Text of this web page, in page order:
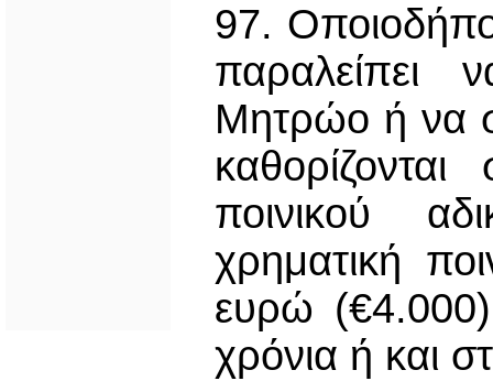
97.
παραλείπει
Μητρώο ή να
ποινικού
χρηματική
ευρώ
χρόνια ή και